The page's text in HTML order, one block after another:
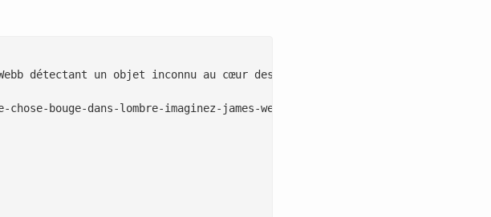
détectant un objet inconnu au cœur des anneaux d’Uranus
bouge-dans-lombre-imaginez-james-webb-detectant-un-objet-inconnu-au-